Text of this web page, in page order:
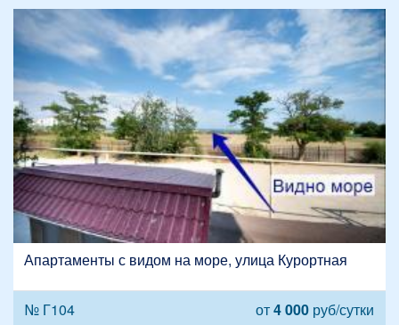
Апартаменты с видом на море, улица Курортная
№ Г104 от4 000 руб/сутки